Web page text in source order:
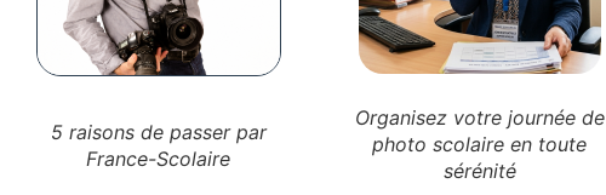
5 raisons de passer par
France-Scolaire
Organisez votre journée de
photo scolaire en toute
sérénité